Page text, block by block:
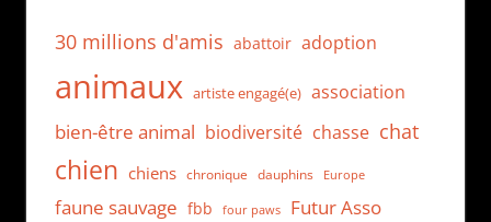
30 millions d'amis abattoir adoption
animaux artiste engagé(e) association
bien-être animal biodiversité chasse chat
chien chiens chronique dauphins Europe
faune sauvage fbb four paws Futur Asso